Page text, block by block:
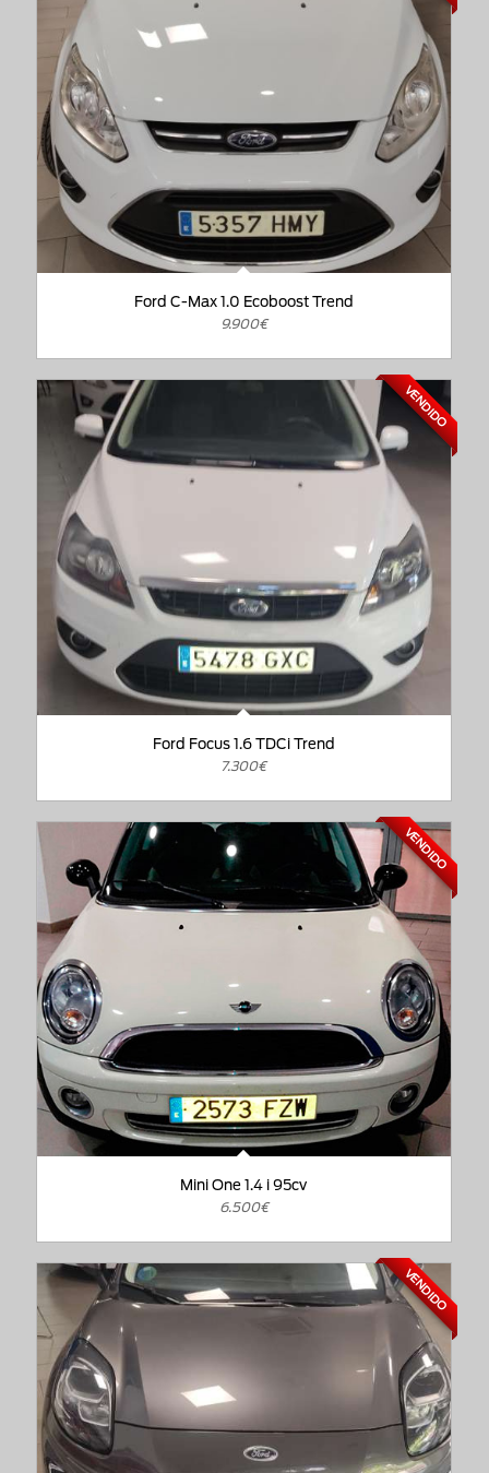
Ford C-Max 1.0 Ecoboost Trend
9.900€
Ford Focus 1.6 TDCi Trend
7.300€
VENDIDO
Mini One 1.4 i 95cv
6.500€
VENDIDO
VENDIDO